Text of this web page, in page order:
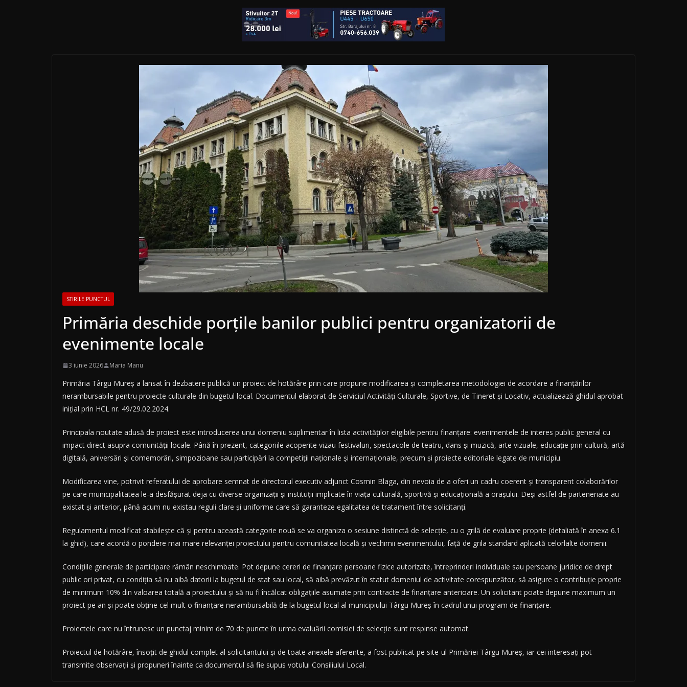
STIRILE PUNCTUL
Primăria deschide porțile banilor publici pentru organizatorii de
evenimente locale
3 iunie 2026 Maria Manu
Primăria Târgu Mureș a lansat în dezbatere publică un proiect de hotărâre prin care propune modificarea și completarea metodologiei de acordare a finanțărilor
nerambursabile pentru proiecte culturale din bugetul local. Documentul elaborat de Serviciul Activități Culturale, Sportive, de Tineret și Locativ, actualizează ghidul aprobat
inițial prin HCL nr. 49/29.02.2024.
Principala noutate adusă de proiect este introducerea unui domeniu suplimentar în lista activităților eligibile pentru finanțare: evenimentele de interes public general cu
impact direct asupra comunității locale. Până în prezent, categoriile acoperite vizau festivaluri, spectacole de teatru, dans și muzică, arte vizuale, educație prin cultură, artă
digitală, aniversări și comemorări, simpozioane sau participări la competiții naționale și internaționale, precum și proiecte editoriale legate de municipiu.
Modificarea vine, potrivit referatului de aprobare semnat de directorul executiv adjunct Cosmin Blaga, din nevoia de a oferi un cadru coerent și transparent colaborărilor
pe care municipalitatea le-a desfășurat deja cu diverse organizații și instituții implicate în viața culturală, sportivă și educațională a orașului. Deși astfel de parteneriate au
existat și anterior, până acum nu existau reguli clare și uniforme care să garanteze egalitatea de tratament între solicitanți.
Regulamentul modificat stabilește că și pentru această categorie nouă se va organiza o sesiune distinctă de selecție, cu o grilă de evaluare proprie (detaliată în anexa 6.1
la ghid), care acordă o pondere mai mare relevanței proiectului pentru comunitatea locală și vechimii evenimentului, față de grila standard aplicată celorlalte domenii.
Condițiile generale de participare rămân neschimbate. Pot depune cereri de finanțare persoane fizice autorizate, întreprinderi individuale sau persoane juridice de drept
public ori privat, cu condiția să nu aibă datorii la bugetul de stat sau local, să aibă prevăzut în statut domeniul de activitate corespunzător, să asigure o contribuție proprie
de minimum 10% din valoarea totală a proiectului și să nu fi încălcat obligațiile asumate prin contracte de finanțare anterioare. Un solicitant poate depune maximum un
proiect pe an și poate obține cel mult o finanțare nerambursabilă de la bugetul local al municipiului Târgu Mureș în cadrul unui program de finanțare.
Proiectele care nu întrunesc un punctaj minim de 70 de puncte în urma evaluării comisiei de selecție sunt respinse automat.
Proiectul de hotărâre, însoțit de ghidul complet al solicitantului și de toate anexele aferente, a fost publicat pe site-ul Primăriei Târgu Mureș, iar cei interesați pot
transmite observații și propuneri înainte ca documentul să fie supus votului Consiliului Local.